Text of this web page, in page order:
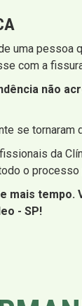
uma
com a
não
se tornaram
da
o
mais
- SP!